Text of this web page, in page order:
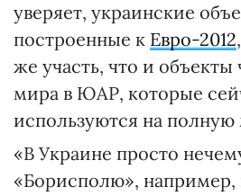
уверяет, украинские
построенные к Евро-2012
же участь, что и объекты
мира в ЮАР, которые
используются на
«В Украине просто
«Борисполю»,